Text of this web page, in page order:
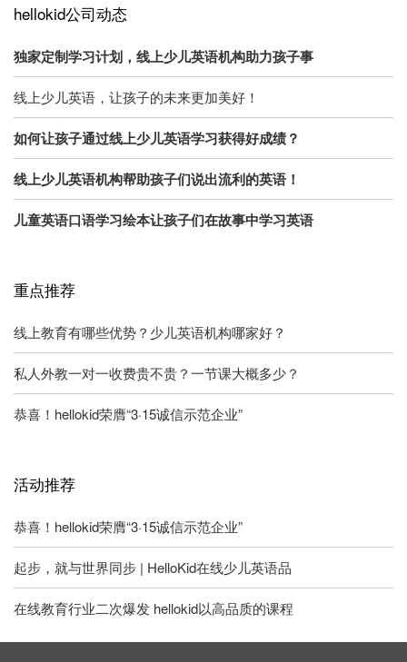
hellokid公司动态
独家定制学习计划，线上少儿英语机构助力孩子事
线上少儿英语，让孩子的未来更加美好！
如何让孩子通过线上少儿英语学习获得好成绩？
线上少儿英语机构帮助孩子们说出流利的英语！
儿童英语口语学习绘本让孩子们在故事中学习英语
重点推荐
线上教育有哪些优势？少儿英语机构哪家好？
私人外教一对一收费贵不贵？一节课大概多少？
恭喜！hellokid荣膺“3·15诚信示范企业”
活动推荐
恭喜！hellokid荣膺“3·15诚信示范企业”
起步，就与世界同步 | HelloKid在线少儿英语品
在线教育行业二次爆发 hellokid以高品质的课程